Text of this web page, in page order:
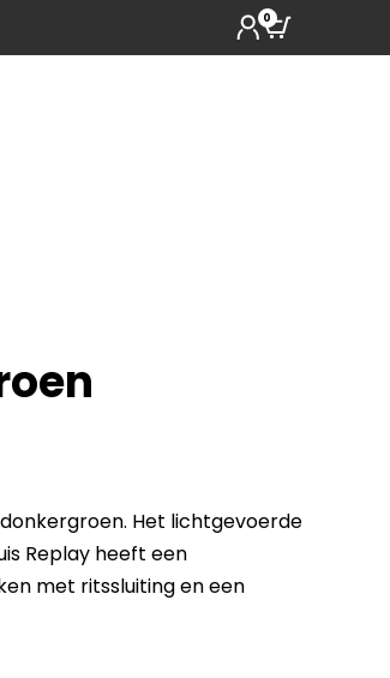
0
Het lichtgevoerde
Replay heeft een
met ritssluiting en een